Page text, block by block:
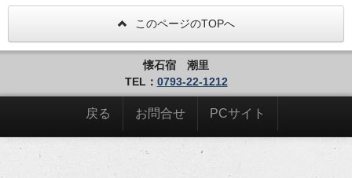
このページのTOPへ
懐石宿 潮里
TEL： 0793-22-1212
戻る お問合せ PCサイト